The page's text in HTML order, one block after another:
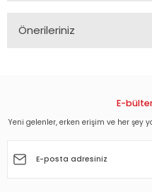
Önerileriniz
Görüş ve önerileriniz için
Ürün açıklamasında eksik
E-
Yeni gelenler, erken erişim ve her şey